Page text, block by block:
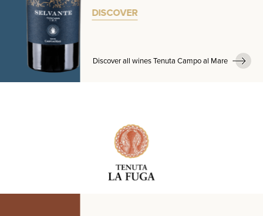
DISCOVER
Discover all wines Tenuta Campo al Mare